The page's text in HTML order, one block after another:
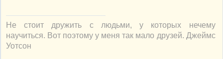
Не стоит дружить с людьми, у которых нечему
научиться. Вот поэтому у меня так мало друзей. Джеймс
Уотсон